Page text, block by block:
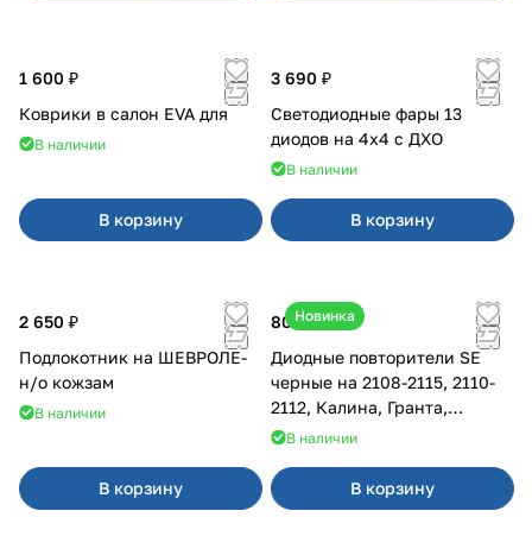
1 600 ₽
Коврики в салон EVA для
В наличии
В корзину
3 690 ₽
Светодиодные фары 13
диодов на 4x4 с ДХО
В наличии
В корзину
2 650 ₽
Подлокотник на ШЕВРОЛЕ-
н/о кожзам
В наличии
В корзину
Новинка
800 ₽
Диодные повторители SE
черные на 2108-2115, 2110-
2112, Калина, Гранта,
Приора
В наличии
В корзину